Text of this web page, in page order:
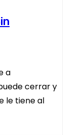
a
cerrar y
le tiene al